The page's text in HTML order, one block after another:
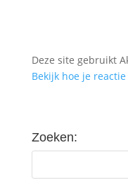
Deze site gebruikt
Bekijk hoe je
Zoeken: